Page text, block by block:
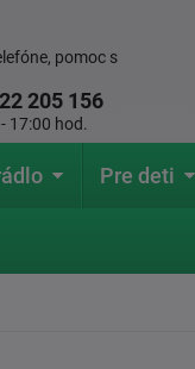
pomoc s
205 156
17:00 hod.
Pre deti